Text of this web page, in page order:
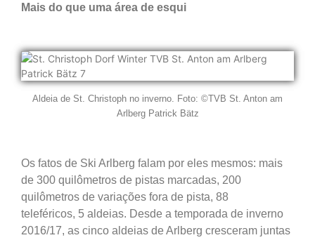
Mais do que uma área de esqui
Aldeia de St. Christoph no inverno. Foto: ©TVB St. Anton am
Arlberg Patrick Bätz
Os fatos de Ski Arlberg falam por eles mesmos: mais
de 300 quilômetros de pistas marcadas, 200
quilômetros de variações fora de pista, 88
teleféricos, 5 aldeias. Desde a temporada de inverno
2016/17, as cinco aldeias de Arlberg cresceram juntas